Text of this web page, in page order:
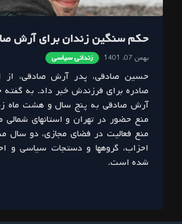
حکم سنگین زندان برای آرش
بهمن 07، 1401 زندانی سیاسی
حسین صادقی، پدر آرش صادقی، از
صادره برای فرزندش خبر داد. به
آرش صادقی به پنج سال و هشت ماه
منع حضور در تهران و استانهای شمالی
منع فعالیت در فضای مجازی، دو سال
احزاب، گروهها و دستجات سیاسی و
شده است.